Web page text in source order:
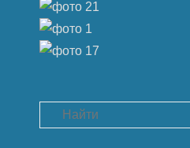
Search